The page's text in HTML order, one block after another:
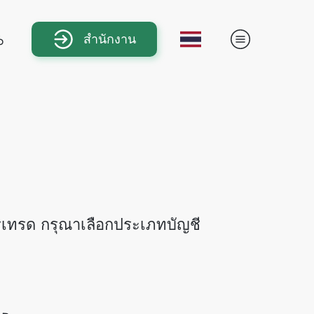
สำนักงาน
ทรด กรุณาเลือกประเภทบัญชี